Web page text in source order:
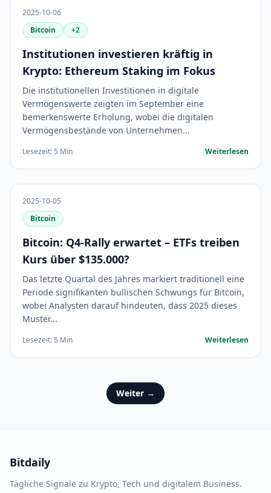
2025-10-06
Bitcoin
+2
Institutionen investieren kräftig in
Krypto: Ethereum Staking im Fokus
Die institutionellen Investitionen in digitale
Vermögenswerte zeigten im September eine
bemerkenswerte Erholung, wobei die digitalen
Vermögensbestände von Unternehmen...
Lesezeit: 5 Min Weiterlesen
2025-10-05
Bitcoin
Bitcoin: Q4-Rally erwartet – ETFs treiben
Kurs über $135.000?
Das letzte Quartal des Jahres markiert traditionell eine
Periode signifikanten bullischen Schwungs für Bitcoin,
wobei Analysten darauf hindeuten, dass 2025 dieses
Muster...
Lesezeit: 5 Min Weiterlesen
Weiter →
Bitdaily
Tägliche Signale zu Krypto, Tech und digitalem Business.